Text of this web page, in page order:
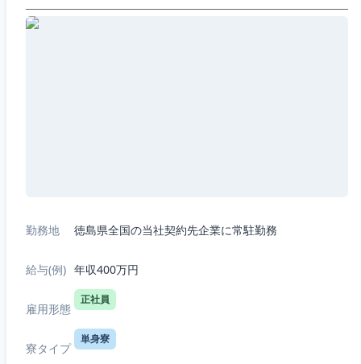
勤務地 徳島県全国の当社契約先企業に常駐勤務
給与(例) 年収400万円
雇用形態
正社員
寮タイプ
単身寮